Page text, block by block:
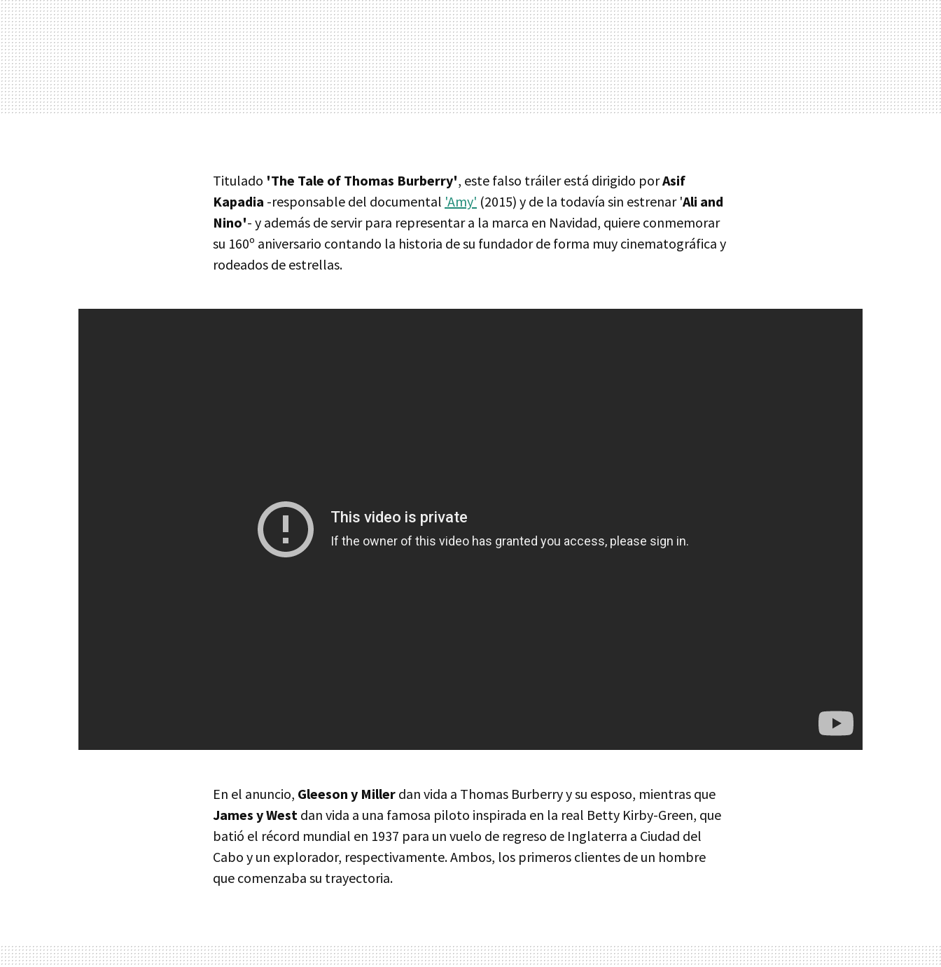
Titulado 'The Tale of Thomas Burberry', este falso tráiler está dirigido porAsif
Kapadia -responsable del documental 'Amy' (2015) y de la todavía sin estrenar 'Ali and
Nino'- y además de servir para representar a la marca en Navidad, quiere conmemorar
su 160º aniversario contando la historia de su fundador de forma muy cinematográfica y
rodeados de estrellas.
En el anuncio, Gleeson y Miller dan vida a Thomas Burberry y su esposo, mientras que
James y West dan vida a una famosa piloto inspirada en la real Betty Kirby-Green, que
batió el récord mundial en 1937 para un vuelo de regreso de Inglaterra a Ciudad del
Cabo y un explorador, respectivamente. Ambos, los primeros clientes de un hombre
que comenzaba su trayectoria.